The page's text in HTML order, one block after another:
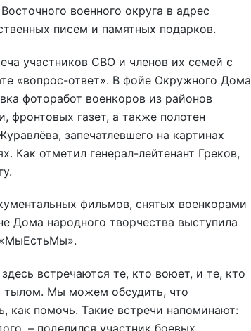
военного округа в адрес
писем и памятных подарков.
участников СВО и членов их семей с
«вопрос-ответ». В фойе Окружного Дома
фоторабот военкоров из районов
фронтовых газет, а также полотен
запечатлевшего на картинах
Как отметил генерал-лейтенант Греков,
фильмов, снятых военкорами
Дома народного творчества выступила
«МыЕстьМы».
встречаются те, кто воюет, и те, кто
Мы можем обсудить, что
как помочь. Такие встречи напоминают: